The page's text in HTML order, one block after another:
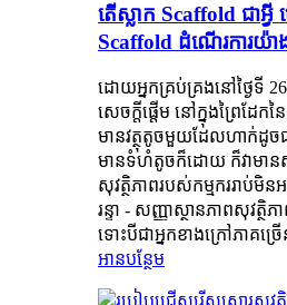
តើស្លាក Scaffold ជាអ្វី
Scaffold ដំណើរការយ៉ា
ដោយអ្នកគ្រប់គ្រងនៅថ្ងៃទី
សេចក្តីផ្តើម នៅក្នុងព្រៃដែ
មានវត្ថុតូចមួយដែលហាក់ដូច
មានទំហំតូចក៏ដោយ ក៏វាមាន
សុវត្ថិភាពរបស់កម្មកររាប់មិន
រន្ទា - សញ្ញាស្ថានភាពសុវត្ថិ
ទោះបីជាអ្នកខាងក្រៅភាគច្
អានបន្ថែម